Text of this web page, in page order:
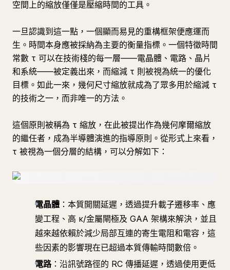
空間上的縮放僅僅是壓縮時間的工具。
一旦認識到這一點，一個顯而易見的重構框架便應運而
生。時間本身應被採納為主要的衡量指標。一個特徵時間
常數 τ 可以在技術棧的每一層——電晶體、電路、晶片
和系統——被定義出來，而縮減 τ 則被視為統一的優化
目標。如此一來，幾何尺寸縮放就成為了眾多用於縮減 τ
的技術之一，而非唯一的方法。
這個原則被稱為 τ 縮放，在此被提出作為幾何摩爾縮放
的繼任者，成為半導體演進的指導原則。從形式上來看，
τ 被視為一個分層的結構，可以分解如下：
電晶體 ：本質開關延遲，透過提升載子遷移率、應
變工程、高 κ/金屬閘極及 GAA 架構來解決，並且
越來越依賴於減少局部互連的寄生電阻和電容，這
些因素的影響現在已超過本質傳輸時間數倍。
電路：沿訊號路徑的 RC 傳播延遲，透過使用更低